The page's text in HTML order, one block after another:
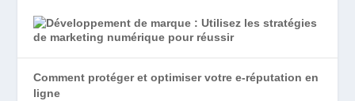
Comment protéger et optimiser votre e-réputation en
ligne